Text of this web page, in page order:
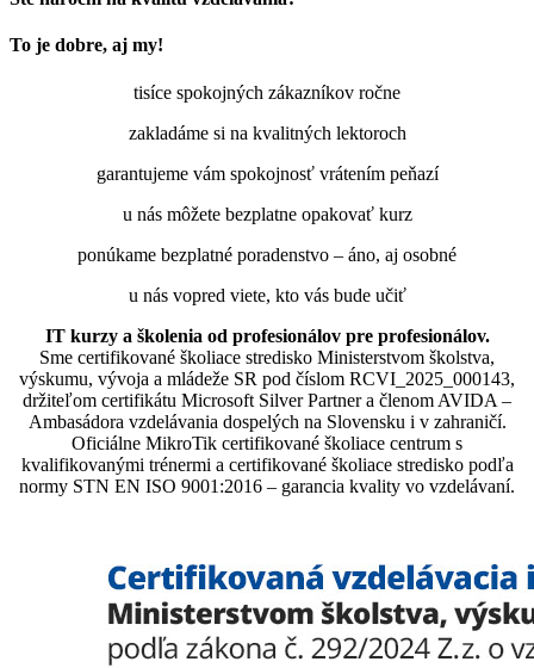
To je dobre, aj my!
tisíce spokojných zákazníkov ročne
zakladáme si na kvalitných lektoroch
garantujeme vám spokojnosť vrátením peňazí
u nás môžete bezplatne opakovať kurz
ponúkame bezplatné poradenstvo – áno, aj osobné
u nás vopred viete, kto vás bude učiť
IT kurzy a školenia od profesionálov pre profesionálov.
Sme certifikované školiace stredisko Ministerstvom školstva,
výskumu, vývoja a mládeže SR pod číslom RCVI_2025_000143,
držiteľom certifikátu Microsoft Silver Partner a členom AVIDA –
Ambasádora vzdelávania dospelých na Slovensku i v zahraničí.​​​​​​​​​​​​​​​​
Oficiálne MikroTik certifikované školiace centrum s
kvalifikovanými trénermi ​​​​​​​​​​a certifikované školiace stredisko podľa
normy STN EN ISO 9001:2016 – garancia kvality vo vzdelávaní.